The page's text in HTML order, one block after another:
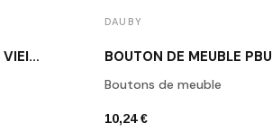
BOUTON DE MEUBLE FER VIEILLI DAUBY PT 20 VO
DAUBY
BOUTON DE MEUBLE PBU
Boutons de meuble
10,24 €